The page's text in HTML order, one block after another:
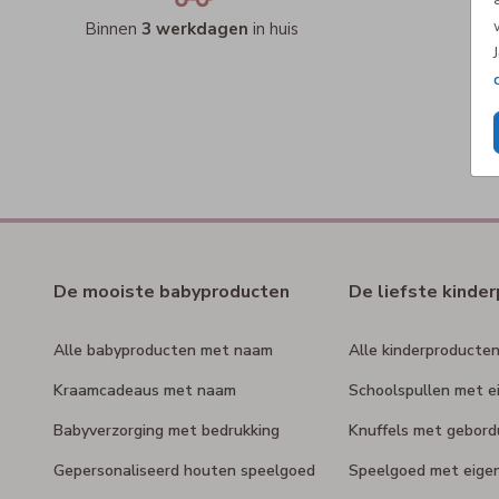
Binnen 3 werkdagen in huis
De mooiste babyproducten
Alle babyproducten met naam
Kraamcadeaus met naam
Babyverzorging met bedrukking
Gepersonaliseerd houten speelgoed
De liefste
Alle
Schoolspullen met
Knuffels met
Speelgoed met